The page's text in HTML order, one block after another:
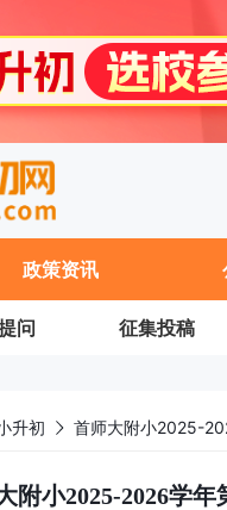
政策资讯
问 征集投稿
升初 首师大附小2025-
附小2025-2026学